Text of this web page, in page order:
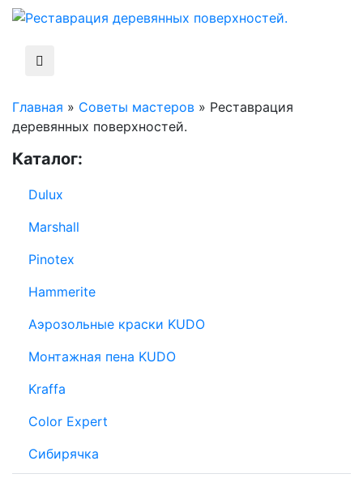
Главная » Советы мастеров » Реставрация
деревянных поверхностей.
Каталог:
Dulux
Marshall
Pinotex
Hammerite
Аэрозольные краски KUDO
Монтажная пена KUDO
Kraffa
Color Expert
Сибирячка